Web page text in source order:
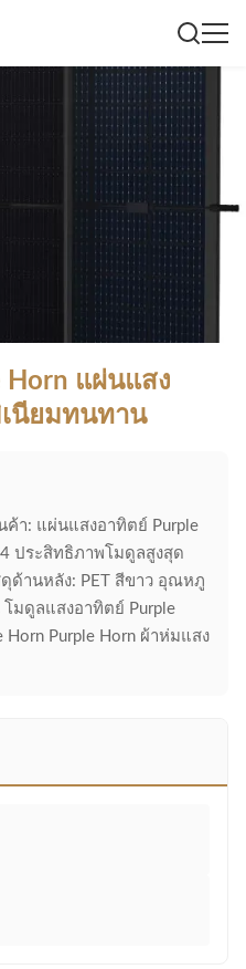
Horn แผ่นแสง
นียมทนทาน
า: แผ่นแสงอาทิตย์ Purple
ประสิทธิภาพโมดูลสูงสุด
ด้านหลัง: PET สีขาว อุณหภู
โมดูลแสงอาทิตย์ Purple
Purple Horn ผ้าห่มแสง